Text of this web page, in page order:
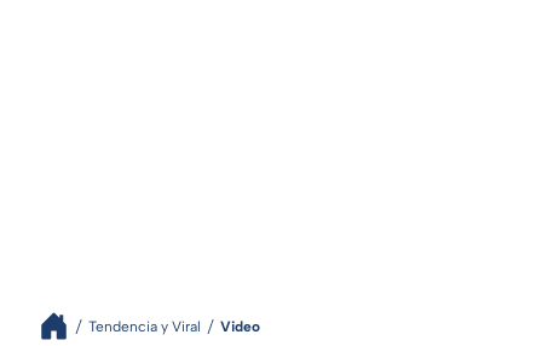
Tendencia y Viral Video